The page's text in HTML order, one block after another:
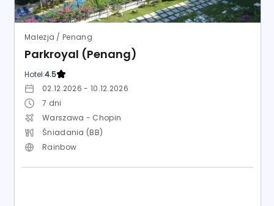
Malezja / Penang
Parkroyal (Penang)
Hotel:4.5
02.12.2026 - 10.12.2026
7 dni
Warszawa - Chopin
Śniadania (BB)
Rainbow